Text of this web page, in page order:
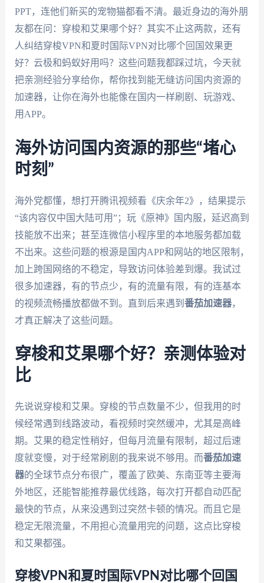
PPT，连他们新买的宠物猫都看不清。最近身边的海外朋
友都在问：穿梭和艾果哪个好？其实不止这两款，还有
人纠结穿梭VPN和夏时国际VPN对比哪个回国效果更
好？云极和蚂蚁好用吗？这些问题我都踩过坑，今天就
把亲测经验分享给你，帮你找到能无缝访问国内资源的
加速器，让你在海外也能像在国内一样刷剧、玩游戏、
用APP。
海外访问国内资源的那些“堵心
时刻”
海外党都懂，想打开腾讯视频看《庆余年2》，结果提示
“该内容仅中国大陆可用”；玩《原神》国内服，延迟高到
技能放不出来；甚至连微信小程序里的本地服务都加载
不出来。这些问题的根源是国内APP和网站的地区限制，
加上跨国网络的不稳定，导致访问体验差到爆。我试过
很多加速器，有的节点少，有的流量有限，有的连基本
的视频流畅播放都做不到。直到后来遇到 番茄加速器，
才真正解决了这些问题。
穿梭和艾果哪个好？亲测体验对
比
先说说穿梭和艾果。穿梭的节点数量不少，但我用的时
候经常遇到线路波动，看视频时突然缓冲，尤其是高峰
期。艾果的稳定性稍好，但每月流量有限制，超过后速
度就变慢，对于经常刷剧的我来说不够用。而番茄加速
器的全球节点分布很广，覆盖了欧美、东南亚等主要海
外地区，还能智能推荐最优线路，每次打开都自动匹配
最快的节点，从来没遇到过突然卡顿的情况。而且它是
稳定无限流量，不用担心流量用完的问题，这点比穿梭
和艾果都强。
穿梭VPN和夏时国际VPN对比哪个回国